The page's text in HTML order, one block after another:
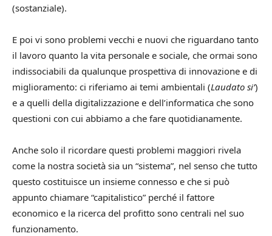
(sostanziale).
E poi vi sono problemi vecchi e nuovi che riguardano tanto
il lavoro quanto la vita personale e sociale, che ormai sono
indissociabili da qualunque prospettiva di innovazione e di
miglioramento: ci riferiamo ai temi ambientali (Laudato si’)
e a quelli della digitalizzazione e dell’informatica che sono
questioni con cui abbiamo a che fare quotidianamente.
Anche solo il ricordare questi problemi maggiori rivela
come la nostra società sia un “sistema”, nel senso che tutto
questo costituisce un insieme connesso e che si può
appunto chiamare “capitalistico” perché il fattore
economico e la ricerca del profitto sono centrali nel suo
funzionamento.